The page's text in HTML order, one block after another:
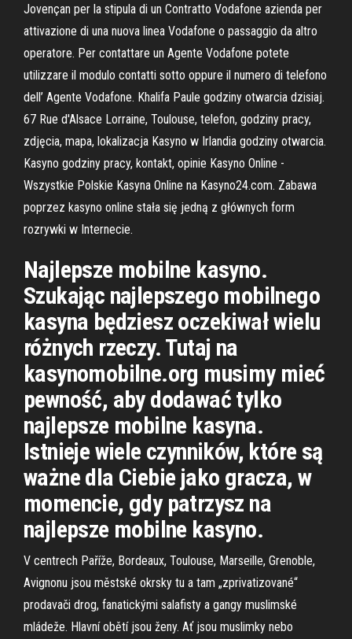
Jovençan per la stipula di un Contratto Vodafone azienda per
attivazione di una nuova linea Vodafone o passaggio da altro
operatore. Per contattare un Agente Vodafone potete
utilizzare il modulo contatti sotto oppure il numero di telefono
dell’ Agente Vodafone. Khalifa Paule godziny otwarcia dzisiaj.
67 Rue d'Alsace Lorraine, Toulouse, telefon, godziny pracy,
zdjęcia, mapa, lokalizacja Kasyno w Irlandia godziny otwarcia.
Kasyno godziny pracy, kontakt, opinie Kasyno Online -
Wszystkie Polskie Kasyna Online na Kasyno24.com. Zabawa
poprzez kasyno online stała się jedną z głównych form
rozrywki w Internecie.
Najlepsze mobilne kasyno.
Szukając najlepszego mobilnego
kasyna będziesz oczekiwał wielu
różnych rzeczy. Tutaj na
kasynomobilne.org musimy mieć
pewność, aby dodawać tylko
najlepsze mobilne kasyna.
Istnieje wiele czynników, które są
ważne dla Ciebie jako gracza, w
momencie, gdy patrzysz na
najlepsze mobilne kasyno.
V centrech Paříže, Bordeaux, Toulouse, Marseille, Grenoble,
Avignonu jsou městské okrsky tu a tam „zprivatizované“
prodavači drog, fanatickými salafisty a gangy muslimské
mládeže. Hlavní obětí jsou ženy. Ať jsou muslimky nebo